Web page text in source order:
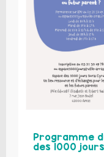
Programme
des 1000